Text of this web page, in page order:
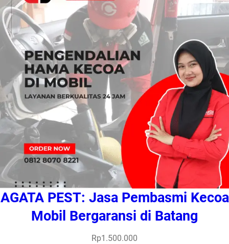
AGATA PEST: Jasa Pembasmi Kecoa
Mobil Bergaransi di Batang
Rp1.500.000